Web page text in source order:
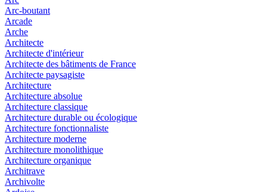
Arc-boutant
Arcade
Arche
Architecte
Architecte d'intérieur
Architecte des bâtiments de France
Architecte paysagiste
Architecture
Architecture absolue
Architecture classique
Architecture durable ou écologique
Architecture fonctionnaliste
Architecture moderne
Architecture monolithique
Architecture organique
Architrave
Archivolte